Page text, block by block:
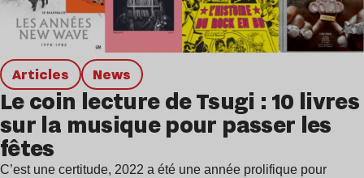
Articles news
Le coin lecture de Tsugi : 10 livres
sur la musique pour passer les
fêtes
C’est une certitude, 2022 a été une année prolifique pour